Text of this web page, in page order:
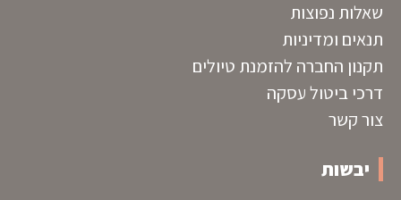
שאלות נפוצות
תנאים ומדיניות
תקנון החברה להזמנת טיולים
דרכי ביטול עסקה
צור קשר
יבשות